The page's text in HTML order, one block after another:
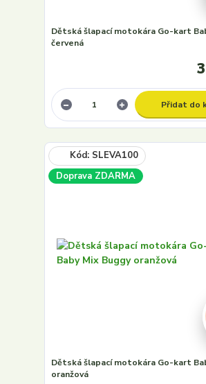
Dětská šlapací motokára Go-kart
červená
Přidat do
Doprava ZDARMA
Dětská šlapací motokára Go-kart
oranžová